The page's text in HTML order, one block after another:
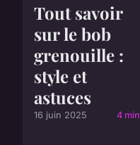
Tout savoir
sur le bob
grenouille :
style et
astuces
16 juin 2025 4 min